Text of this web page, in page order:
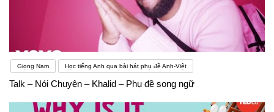
Giọng Nam Học tiếng Anh qua bài hát phụ đề Anh-Việt
Talk – Nói Chuyện – Khalid – Phụ đề song ngữ